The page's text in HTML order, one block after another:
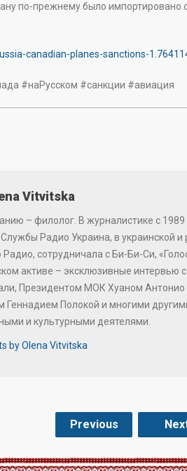
по-прежнему было импортировано
canadian-planes-sanctions-
#наРусском #санкции #авиация
Vitvitska
– филолог. В журналистике с
Радио Украина, в украинской
Радио, сотрудничала с Би-Би-Си,
активе – эксклюзивные
Президентом МОК Хуаном
Геннадием Полокой и многими
и культурными деятелями.
by Olena Vitvitska
Previous